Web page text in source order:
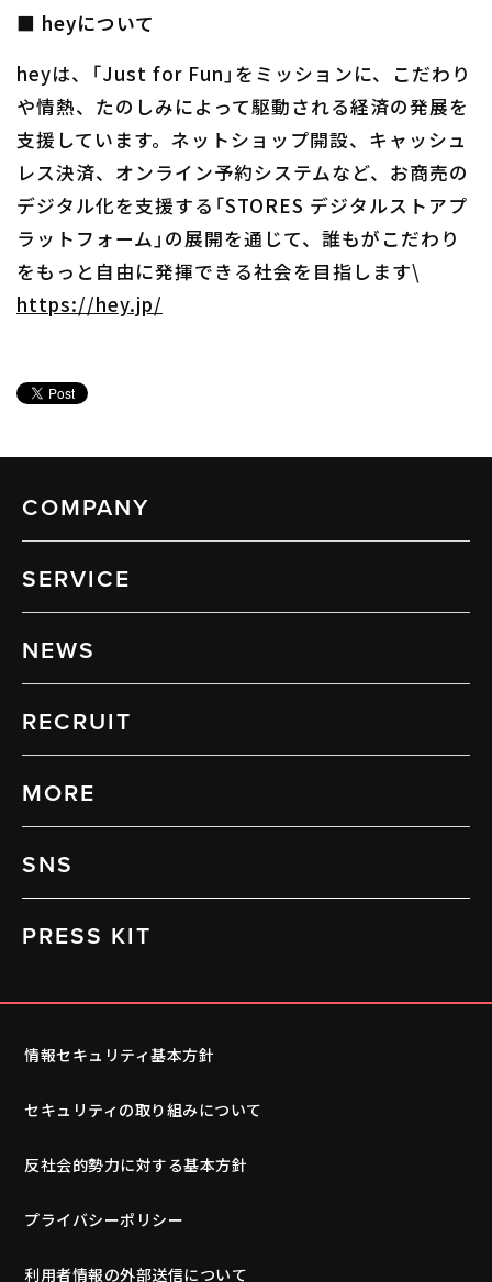
■ heyについて
heyは、「Just for Fun」をミッションに、こだわり
や情熱、たのしみによって駆動される経済の発展を
支援しています。ネットショップ開設、キャッシュ
レス決済、オンライン予約システムなど、お商売の
デジタル化を支援する「STORES デジタルストアプ
ラットフォーム」の展開を通じて、誰もがこだわり
をもっと自由に発揮できる社会を目指します\
https://hey.jp/
COMPANY
SERVICE
NEWS
RECRUIT
MORE
SNS
PRESS KIT
情報セキュリティ基本方針
セキュリティの取り組みについて
反社会的勢力に対する基本方針
プライバシーポリシー
利用者情報の外部送信について